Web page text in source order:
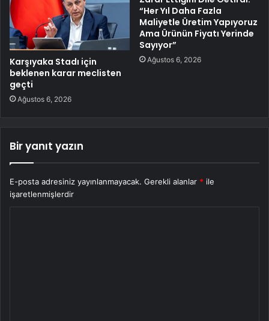
Karşıyaka Stadı için
beklenen karar meclisten
geçti
Ağustos 6, 2026
“Her Yıl Daha Fazla
Maliyetle Üretim Yapıyoruz
Ama Ürünün Fiyatı Yerinde
Sayıyor”
Ağustos 6, 2026
Bir yanıt yazın
E-posta adresiniz yayınlanmayacak. Gerekli alanlar * ile
işaretlenmişlerdir